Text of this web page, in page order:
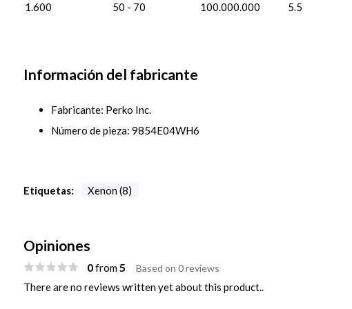
1.600
50 - 70 100.000.000 5.5
Información del fabricante
Fabricante: Perko Inc.
Número de pieza: 9854E04WH6
Etiquetas: Xenon (8)
Opiniones
0from5 Based on 0 reviews
There are no reviews written yet about this product..